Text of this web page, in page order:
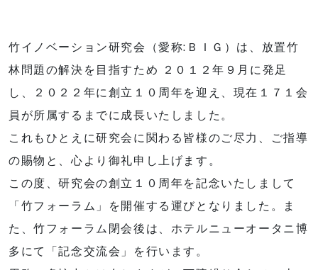
竹イノベーション研究会（愛称:ＢＩＧ）は、放置竹
林問題の解決を目指すため ２０１２年９月に発足
し、２０２２年に創立１０周年を迎え、現在１７１会
員が所属するまでに成長いたしました。
これもひとえに研究会に関わる皆様のご尽力、ご指導
の賜物と、心より御礼申し上げます。
この度、研究会の創立１０周年を記念いたしまして
「竹フォーラム」を開催する運びとなりました。ま
た、竹フォーラム閉会後は、ホテルニューオータニ博
多にて「記念交流会」を行います。